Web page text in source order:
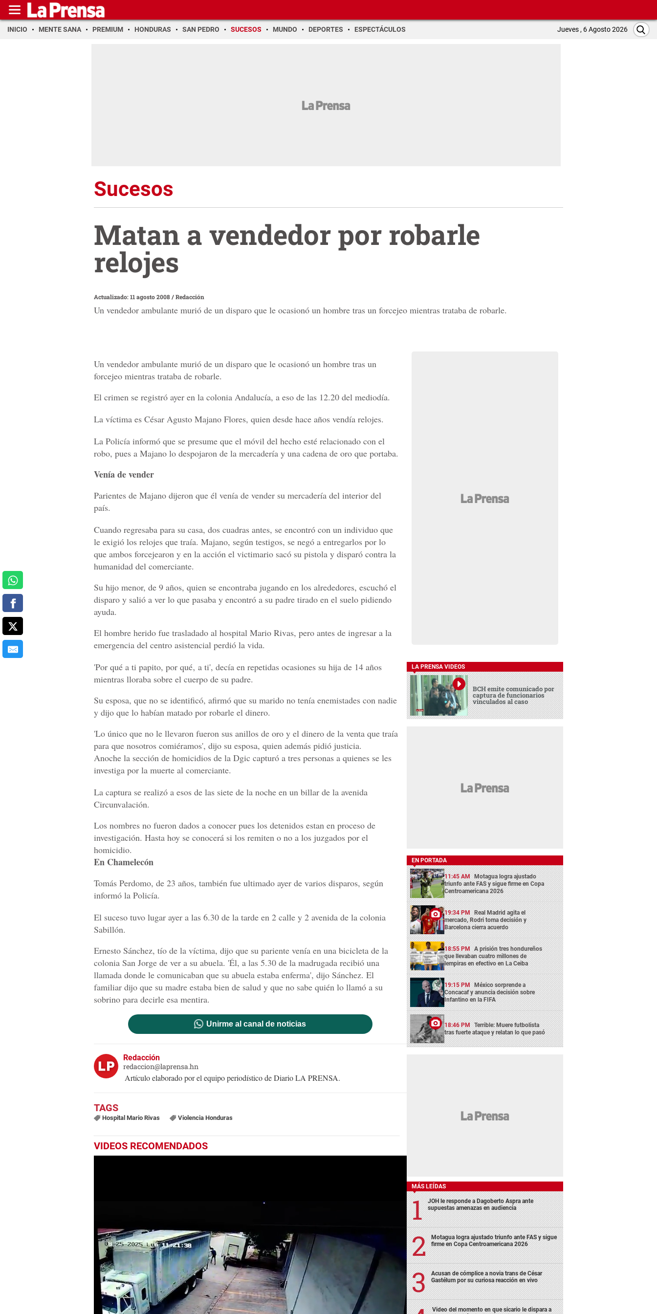
INICIO MENTE SANA PREMIUM HONDURAS SAN PEDRO SUCESOS MUNDO DEPORTES ESPECTÁCULOS Jueves , 6 Agosto 2026
Sucesos
Matan a vendedor por robarle
relojes
Actualizado: 11 agosto 2008/Redacción
Un vendedor ambulante murió de un disparo que le ocasionó un hombre tras un forcejeo mientras trataba de robarle.
Un vendedor ambulante murió de un disparo que le ocasionó un hombre tras un
forcejeo mientras trataba de robarle.
El crimen se registró ayer en la colonia Andalucía, a eso de las 12.20 del mediodía.
La víctima es César Agusto Majano Flores, quien desde hace años vendía relojes.
La Policía informó que se presume que el móvil del hecho esté relacionado con el
robo, pues a Majano lo despojaron de la mercadería y una cadena de oro que portaba.
Venía de vender
Parientes de Majano dijeron que él venía de vender su mercadería del interior del
país.
Cuando regresaba para su casa, dos cuadras antes, se encontró con un individuo que
le exigió los relojes que traía. Majano, según testigos, se negó a entregarlos por lo
que ambos forcejearon y en la acción el victimario sacó su pistola y disparó contra la
humanidad del comerciante.
Su hijo menor, de 9 años, quien se encontraba jugando en los alrededores, escuchó el
disparo y salió a ver lo que pasaba y encontró a su padre tirado en el suelo pidiendo
ayuda.
El hombre herido fue trasladado al hospital Mario Rivas, pero antes de ingresar a la
emergencia del centro asistencial perdió la vida.
'Por qué a ti papito, por qué‚ a ti', decía en repetidas ocasiones su hija de 14 años
mientras lloraba sobre el cuerpo de su padre.
Su esposa, que no se identificó, afirmó que su marido no tenía enemistades con nadie
y dijo que lo habían matado por robarle el dinero.
'Lo único que no le llevaron fueron sus anillos de oro y el dinero de la venta que traía
para que nosotros comiéramos', dijo su esposa, quien además pidió justicia.
Anoche la sección de homicidios de la Dgic capturó a tres personas a quienes se les
investiga por la muerte al comerciante.
La captura se realizó a esos de las siete de la noche en un billar de la avenida
Circunvalación.
Los nombres no fueron dados a conocer pues los detenidos estan en proceso de
investigación. Hasta hoy se conocerá si los remiten o no a los juzgados por el
homicidio.
En Chamelecón
Tomás Perdomo, de 23 años, también fue ultimado ayer de varios disparos, según
informó la Policía.
El suceso tuvo lugar ayer a las 6.30 de la tarde en 2 calle y 2 avenida de la colonia
Sabillón.
Ernesto Sánchez, tío de la víctima, dijo que su pariente venía en una bicicleta de la
colonia San Jorge de ver a su abuela. 'Él, a las 5.30 de la madrugada recibió una
llamada donde le comunicaban que su abuela estaba enferma', dijo Sánchez. El
familiar dijo que su madre estaba bien de salud y que no sabe quién lo llamó a su
sobrino para decirle esa mentira.
Unirme al canal de noticias
Redacción
redaccion@laprensa.hn
Artículo elaborado por el equipo periodístico de Diario LA PRENSA.
Hospital Mario Rivas Violencia Honduras
VIDEOS RECOMENDADOS
LA PRENSA VIDEOS
BCH emite comunicado por
captura de funcionarios
vinculados al caso
EN PORTADA
11:45 AM Motagua logra ajustado
triunfo ante FAS y sigue firme en Copa
Centroamericana 2026
19:34 PM Real Madrid agita el
mercado, Rodri toma decisión y
Barcelona cierra acuerdo
18:55 PM A prisión tres hondureños
que llevaban cuatro millones de
lempiras en efectivo en La Ceiba
19:15 PM México sorprende a
Concacaf y anuncia decisión sobre
Infantino en la FIFA
18:46 PM Terrible: Muere futbolista
tras fuerte ataque y relatan lo que pasó
MÁS LEÍDAS
JOH le responde a Dagoberto Aspra ante
supuestas amenazas en audiencia
Motagua logra ajustado triunfo ante FAS y sigue
firme en Copa Centroamericana 2026
Acusan de cómplice a novia trans de César
Gastélum por su curiosa reacción en vivo
Video del momento en que sicario le dispara a